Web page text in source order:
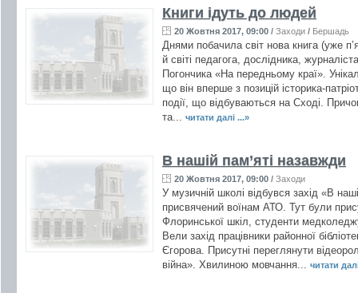
Книги ідуть до людей
20 Жовтня 2017, 09:00 / Заходи / Бершадь
Днями побачила світ нова книга (уже
й світі педагога, дослідника,
Погончика «На передньому краї».
що він вперше з позицій історика-
події, що відбуваються на Сході.
та...
читати далі ...»
В нашій пам’яті назавжди
20 Жовтня 2017, 09:00 / Заходи
У музичній школі відбувся захід «В
присвячений воїнам АТО. Тут були
Флоринської шкіл, студенти
Вели захід працівники районної
Єгорова. Присутні переглянути
війна». Хвилиною мовчання...
читати